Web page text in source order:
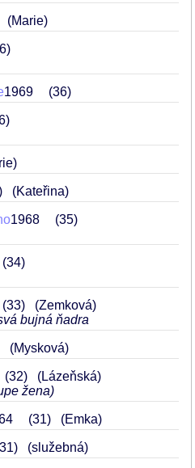
(Marie)
1969 36
(Kateřina)
1968
35
34
33
(Zemková)
bujná ňadra
(Mysková)
32
(Lázeňská)
žena)
31 (Emka)
31 (služebná)